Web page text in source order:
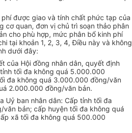
được giao và tính chất phức tạp của
cơ quan, đơn vị chủ trì soạn thảo phân
cho phù hợp, mức phân bổ kinh phí
tại khoản 1, 2, 3, 4, Điều này và không
dưới đây:
của Hội đồng nhân dân, quyết định
tối đa không quá 5.000.000
đa không quá 3.000.000 đồng/văn
2.000.000 đồng/văn bản.
Uỷ ban nhân dân: Cấp tỉnh tối đa
bản; cấp huyện tối đa không quá
xã tối đa không quá 500.000